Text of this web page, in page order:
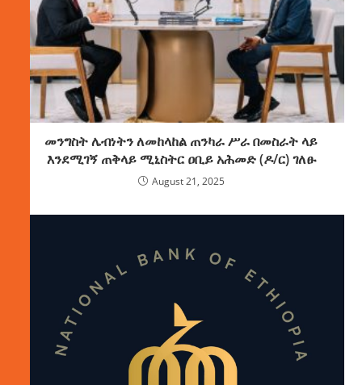
መንግስት ሌብነትን ለመከላከል ጠንካራ ሥራ በመስራት ላይ
እንደሚገኝ ጠቅላይ ሚኒስትር ዐቢይ አሕመድ (ዶ/ር) ገለፁ
August 21, 2025